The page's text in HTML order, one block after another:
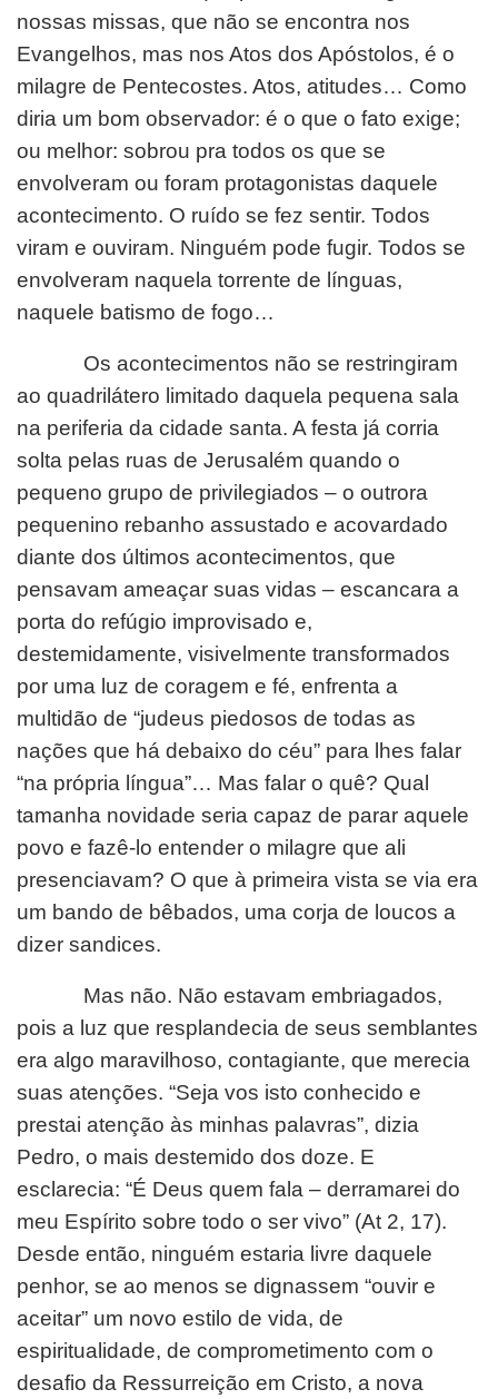
nossas missas, que não se encontra nos
Evangelhos, mas nos Atos dos Apóstolos, é o
milagre de Pentecostes. Atos, atitudes… Como
diria um bom observador: é o que o fato exige;
ou melhor: sobrou pra todos os que se
envolveram ou foram protagonistas daquele
acontecimento. O ruído se fez sentir. Todos
viram e ouviram. Ninguém pode fugir. Todos se
envolveram naquela torrente de línguas,
naquele batismo de fogo…
Os acontecimentos não se restringiram
ao quadrilátero limitado daquela pequena sala
na periferia da cidade santa. A festa já corria
solta pelas ruas de Jerusalém quando o
pequeno grupo de privilegiados – o outrora
pequenino rebanho assustado e acovardado
diante dos últimos acontecimentos, que
pensavam ameaçar suas vidas – escancara a
porta do refúgio improvisado e,
destemidamente, visivelmente transformados
por uma luz de coragem e fé, enfrenta a
multidão de “judeus piedosos de todas as
nações que há debaixo do céu” para lhes falar
“na própria língua”… Mas falar o quê? Qual
tamanha novidade seria capaz de parar aquele
povo e fazê-lo entender o milagre que ali
presenciavam? O que à primeira vista se via era
um bando de bêbados, uma corja de loucos a
dizer sandices.
Mas não. Não estavam embriagados,
pois a luz que resplandecia de seus semblantes
era algo maravilhoso, contagiante, que merecia
suas atenções. “Seja vos isto conhecido e
prestai atenção às minhas palavras”, dizia
Pedro, o mais destemido dos doze. E
esclarecia: “É Deus quem fala – derramarei do
meu Espírito sobre todo o ser vivo” (At 2, 17).
Desde então, ninguém estaria livre daquele
penhor, se ao menos se dignassem “ouvir e
aceitar” um novo estilo de vida, de
espiritualidade, de comprometimento com o
desafio da Ressurreição em Cristo, a nova